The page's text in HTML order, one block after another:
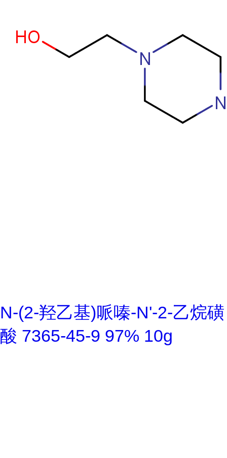
N-(2-羟乙基)哌嗪-N'-2-乙烷磺
酸 7365-45-9 97% 10g